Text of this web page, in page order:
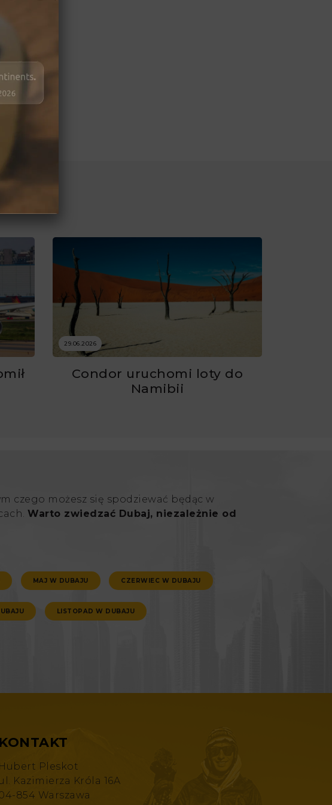
29.06.2026
Condor uruchomi loty do
Namibii
czego możesz się spodziewać będąc w
Warto zwiedzać Dubaj, niezależnie od
MAJ W DUBAJU CZERWIEC W DUBAJU
LISTOPAD W DUBAJU
KONTAKT
Hubert Pleskot
Kazimierza Króla 16A
854 Warszawa